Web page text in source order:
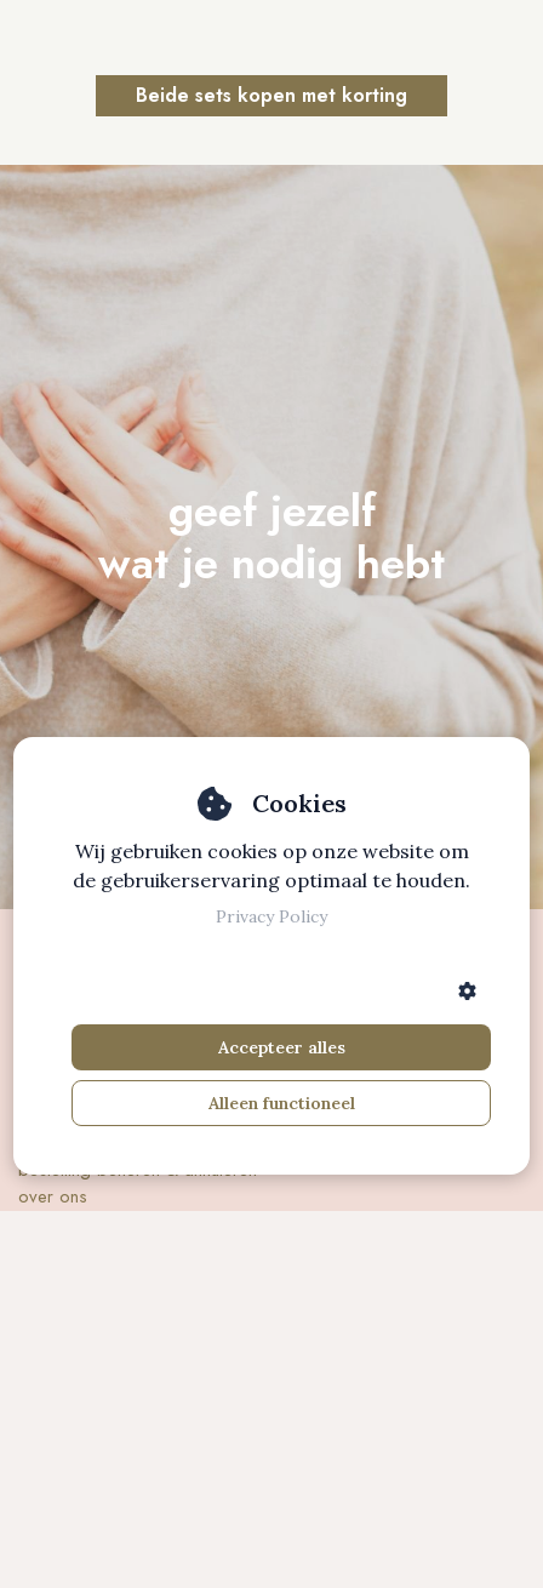
Beide sets kopen met korting
geef jezelf
wat je nodig hebt
voor jouw fijnste leven
bestelling beheren & annuleren
over ons
Cookies
Wij gebruiken cookies op onze website om
de gebruikerservaring optimaal te houden.
Privacy Policy
Alleen functioneel
Accepteer alles